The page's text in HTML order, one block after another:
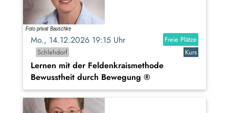
Mo., 14.12.2026 19:15 Uhr
Freie Plätze
Schlehdorf
Kurs
Lernen mit der Feldenkraismethode
Bewusstheit durch Bewegung ®